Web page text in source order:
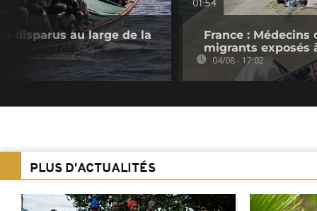
disparus au large de la
01:54
France :
migrants exposés
04/08 - 17:02
PLUS D'ACTUALITÉS